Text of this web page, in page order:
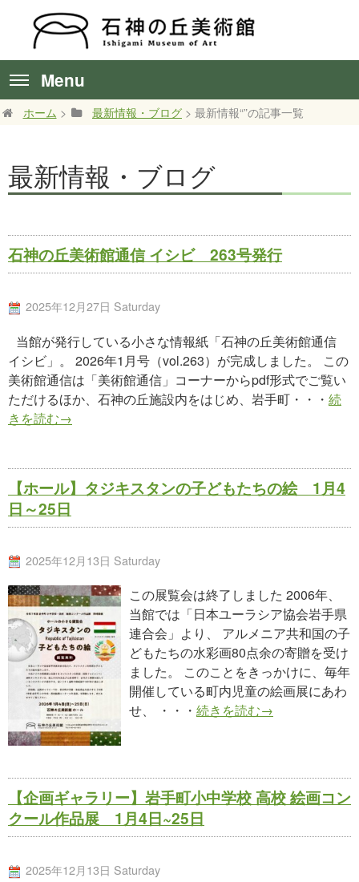
Menu
ホーム > 最新情報・ブログ > 最新情報“”の記事一覧
最新情報・ブログ
石神の丘美術館通信 イシビ 263号発行
2025年12月27日 Saturday
当館が発行している小さな情報紙「石神の丘美術館通信
イシビ」。 2026年1月号（vol.263）が完成しました。 この
美術館通信は「美術館通信」コーナーからpdf形式でご覧い
ただけるほか、石神の丘施設内をはじめ、岩手町・・・ 続
きを読む→
【ホール】タジキスタンの子どもたちの絵 1月4
日～25日
2025年12月13日 Saturday
この展覧会は終了しました 2006年、
当館では「日本ユーラシア協会岩手県
連合会」より、 アルメニア共和国の子
どもたちの水彩画80点余の寄贈を受け
ました。 このことをきっかけに、毎年
開催している町内児童の絵画展にあわ
せ、 ・・・ 続きを読む→
【企画ギャラリー】岩手町小中学校 高校 絵画コン
クール作品展 1月4日~25日
2025年12月13日 Saturday